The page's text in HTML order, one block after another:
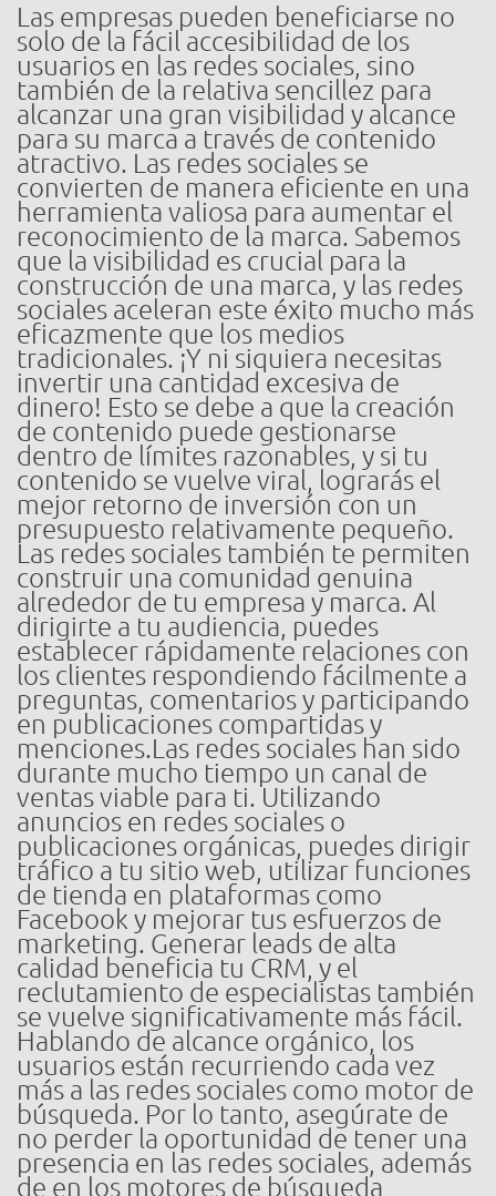
Las empresas pueden beneficiarse no
solo de la fácil accesibilidad de los
usuarios en las redes sociales, sino
también de la relativa sencillez para
alcanzar una gran visibilidad y alcance
para su marca a través de contenido
atractivo. Las redes sociales se
convierten de manera eficiente en una
herramienta valiosa para aumentar el
reconocimiento de la marca. Sabemos
que la visibilidad es crucial para la
construcción de una marca, y las redes
sociales aceleran este éxito mucho más
eficazmente que los medios
tradicionales. ¡Y ni siquiera necesitas
invertir una cantidad excesiva de
dinero! Esto se debe a que la creación
de contenido puede gestionarse
dentro de límites razonables, y si tu
contenido se vuelve viral, lograrás el
mejor retorno de inversión con un
presupuesto relativamente pequeño.
Las redes sociales también te permiten
construir una comunidad genuina
alrededor de tu empresa y marca. Al
dirigirte a tu audiencia, puedes
establecer rápidamente relaciones con
los clientes respondiendo fácilmente a
preguntas, comentarios y participando
en publicaciones compartidas y
menciones.Las redes sociales han sido
durante mucho tiempo un canal de
ventas viable para ti. Utilizando
anuncios en redes sociales o
publicaciones orgánicas, puedes dirigir
tráfico a tu sitio web, utilizar funciones
de tienda en plataformas como
Facebook y mejorar tus esfuerzos de
marketing. Generar leads de alta
calidad beneficia tu CRM, y el
reclutamiento de especialistas también
se vuelve significativamente más fácil.
Hablando de alcance orgánico, los
usuarios están recurriendo cada vez
más a las redes sociales como motor de
búsqueda. Por lo tanto, asegúrate de
no perder la oportunidad de tener una
presencia en las redes sociales, además
de en los motores de búsqueda